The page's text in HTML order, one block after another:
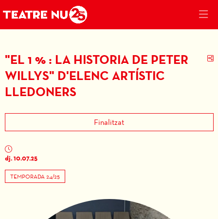
"EL 1 % : LA HISTORIA DE PETER
WILLYS" D'ELENC ARTÍSTIC
LLEDONERS
Finalitzat
dj. 10.07.25
TEMPORADA 24/25